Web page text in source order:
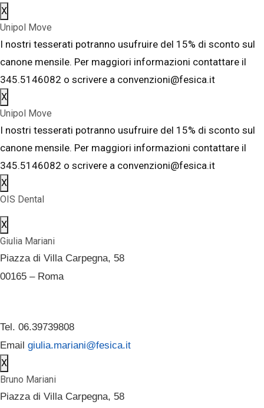
X
Unipol Move
I nostri tesserati potranno usufruire del 15% di sconto sul
canone mensile. Per maggiori informazioni contattare il
345.5146082 o scrivere a convenzioni@fesica.it
X
Unipol Move
I nostri tesserati potranno usufruire del 15% di sconto sul
canone mensile. Per maggiori informazioni contattare il
345.5146082 o scrivere a convenzioni@fesica.it
X
OIS Dental
X
Giulia Mariani
Piazza di Villa Carpegna, 58
00165 – Roma
Tel. 06.39739808
Email giulia.mariani@fesica.it
X
Bruno Mariani
Piazza di Villa Carpegna, 58